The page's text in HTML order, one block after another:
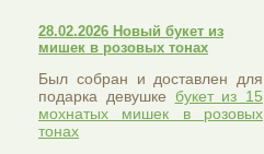
28.02.2026 Новый букет из
мишек в розовых тонах
Был собран и доставлен для
подарка девушке букет из 15
мохнатых мишек в розовых
тонах